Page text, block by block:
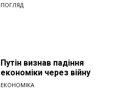
ПОГЛЯД
Путін визнав падіння
економіки через війну
ЕКОНОМІКА